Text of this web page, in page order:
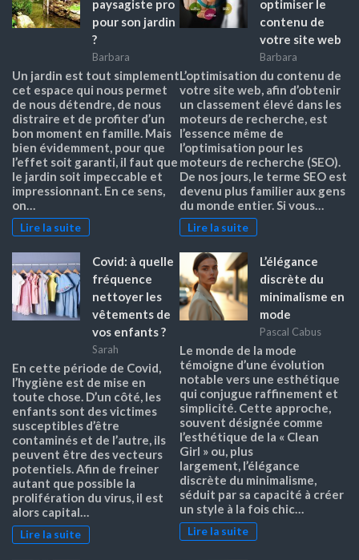
paysagiste pro
pour son jardin
?
Barbara
Un jardin est tout simplement
cet espace qui nous permet
de nous détendre, de nous
distraire et de profiter d’un
bon moment en famille. Mais
bien évidemment, pour que
l’effet soit garanti, il faut que
le jardin soit impeccable et
impressionnant. En ce sens,
on…
Lire la suite
optimiser le
contenu de
votre site web
Barbara
L’optimisation du contenu de
votre site web, afin d’obtenir
un classement élevé dans les
moteurs de recherche, est
l’essence même de
l’optimisation pour les
moteurs de recherche (SEO).
De nos jours, le terme SEO est
devenu plus familier aux gens
du monde entier. Si vous…
Lire la suite
Covid: à quelle
fréquence
nettoyer les
vêtements de
vos enfants ?
Sarah
En cette période de Covid,
l’hygiène est de mise en
toute chose. D’un côté, les
enfants sont des victimes
susceptibles d’être
contaminés et de l’autre, ils
peuvent être des vecteurs
potentiels. Afin de freiner
autant que possible la
prolifération du virus, il est
alors capital…
Lire la suite
L’élégance
discrète du
minimalisme en
mode
Pascal Cabus
Le monde de la mode
témoigne d’une évolution
notable vers une esthétique
qui conjugue raffinement et
simplicité. Cette approche,
souvent désignée comme
l’esthétique de la « Clean
Girl » ou, plus
largement, l’élégance
discrète du minimalisme,
séduit par sa capacité à créer
un style à la fois chic…
Lire la suite